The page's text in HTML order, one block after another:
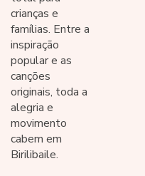
crianças e
famílias. Entre a
inspiração
popular e as
canções
originais, toda a
alegria e
movimento
cabem em
Birilibaile.